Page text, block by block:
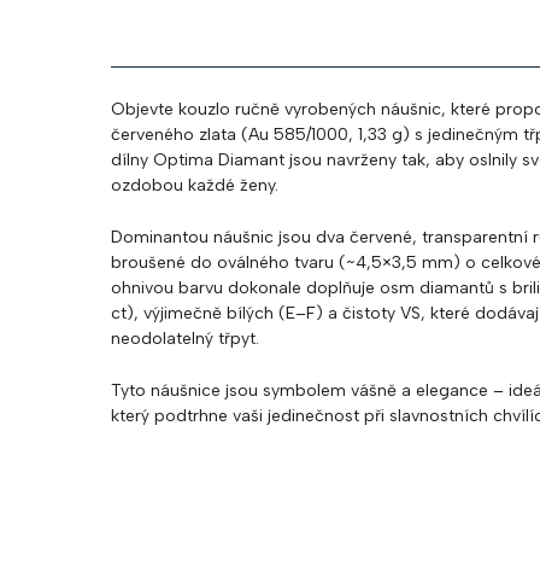
Objevte kouzlo ručně vyrobených náušnic, které
červeného zlata (Au 585/1000, 1,33 g) s jedinečným
dílny Optima Diamant jsou navrženy tak, aby oslnily
ozdobou každé ženy.
Dominantou náušnic jsou dva červené, transparentní
broušené do oválného tvaru (~4,5×3,5 mm) o
ohnivou barvu dokonale doplňuje osm diamantů s
ct), výjimečně bílých (E–F) a čistoty VS, které
neodolatelný třpyt.
Tyto náušnice jsou symbolem vášně a elegance –
který podtrhne vaši jedinečnost při slavnostních